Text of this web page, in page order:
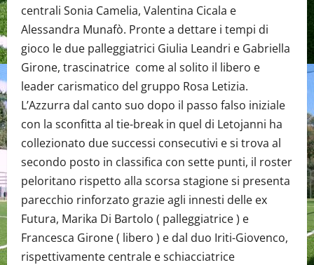
centrali Sonia Camelia, Valentina Cicala e
Alessandra Munafò. Pronte a dettare i tempi di
gioco le due palleggiatrici Giulia Leandri e Gabriella
Girone, trascinatrice come al solito il libero e
leader carismatico del gruppo Rosa Letizia.
L’Azzurra dal canto suo dopo il passo falso iniziale
con la sconfitta al tie-break in quel di Letojanni ha
collezionato due successi consecutivi e si trova al
secondo posto in classifica con sette punti, il roster
peloritano rispetto alla scorsa stagione si presenta
parecchio rinforzato grazie agli innesti delle ex
Futura, Marika Di Bartolo ( palleggiatrice ) e
Francesca Girone ( libero ) e dal duo Iriti-Giovenco,
rispettivamente centrale e schiacciatrice